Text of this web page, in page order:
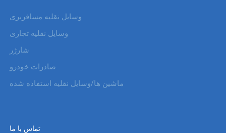
وسایل نقلیه مسافربری
وسایل نقلیه تجاری
شارژر
صادرات خودرو
ماشین ها/وسایل نقلیه استفاده شده
تماس با ما